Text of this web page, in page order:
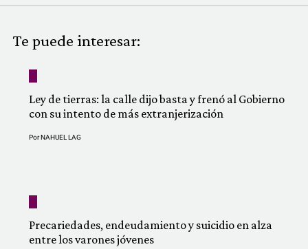
QUIÉNES SOMOS
Te puede interesar:
Ley de tierras: la calle dijo basta y frenó al Gobierno
con su intento de más extranjerización
PorNAHUEL LAG
Precariedades, endeudamiento y suicidio en alza
entre los varones jóvenes